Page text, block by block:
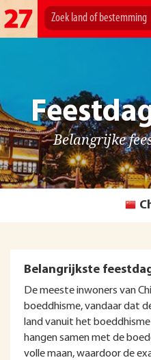
Belangrijke
Belangrijkste
De meeste inwoners van
boeddhisme, vandaar dat
land vanuit het
hangen samen met de
volle maan, waardoor de